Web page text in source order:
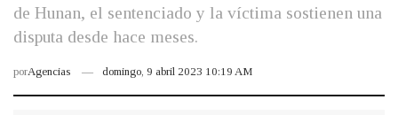
de Hunan, el sentenciado y la víctima sostienen una
disputa desde hace meses.
porAgencias domingo, 9 abril 2023 10:19 AM